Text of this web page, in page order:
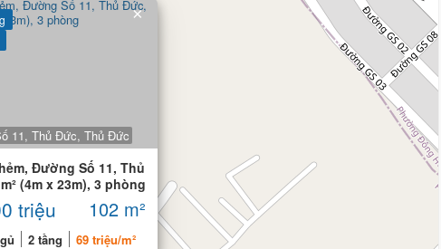
11, Thủ Đức, Thủ Đức
Đường Số 11, Thủ
(4m x 23m), 3 phòng
triệu 102 m²
2 tầng 69 triệu/m²
×
7 tỷ 600 triệu
7 tỷ 350 triệu
Đường Số 4,Thủ Đức
3 tầng
4 phòng
ngủ
Đông Nam